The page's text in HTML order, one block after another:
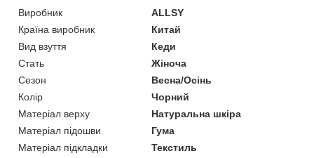
Виробник
ALLSY
Країна виробник
Китай
Вид взуття
Кеди
Стать
Жіноча
Сезон
Весна/Осінь
Колір
Чорний
Матеріал верху
Натуральна шкіра
Матеріал підошви
Гума
Матеріал підкладки
Текстиль